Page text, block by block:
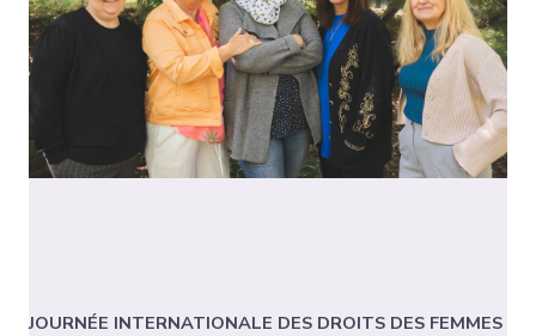
JOURNÉE INTERNATIONALE DES DROITS DES FEMMES